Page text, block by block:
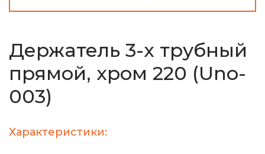
Держатель 3-х трубный
прямой, хром 220 (Uno-
003)
Характеристики: